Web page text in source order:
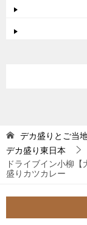
デカ盛りとご当
デカ盛り東日本
ドライブイン小柳
盛りカツカレー